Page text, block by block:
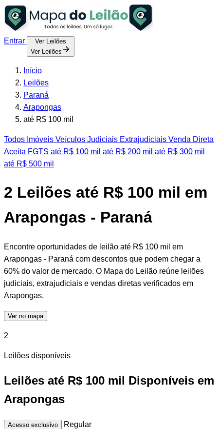
Entrar
Ver Leilões
Ver Leilões
Início
Leilões
Paraná
Arapongas
até R$ 100 mil
Todos Imóveis Veículos Judiciais Extrajudiciais Venda Direta
Aceita FGTS até R$ 100 mil até R$ 200 mil até R$ 300 mil
até R$ 500 mil
2 Leilões até R$ 100 mil em
Arapongas - Paraná
Encontre oportunidades de leilão até R$ 100 mil em
Arapongas - Paraná com descontos que podem chegar a
60% do valor de mercado. O Mapa do Leilão reúne leilões
judiciais, extrajudiciais e vendas diretas verificados em
Arapongas.
Ver no mapa
2
Leilões disponíveis
Leilões até R$ 100 mil Disponíveis em
Arapongas
Acesso exclusivo Regular